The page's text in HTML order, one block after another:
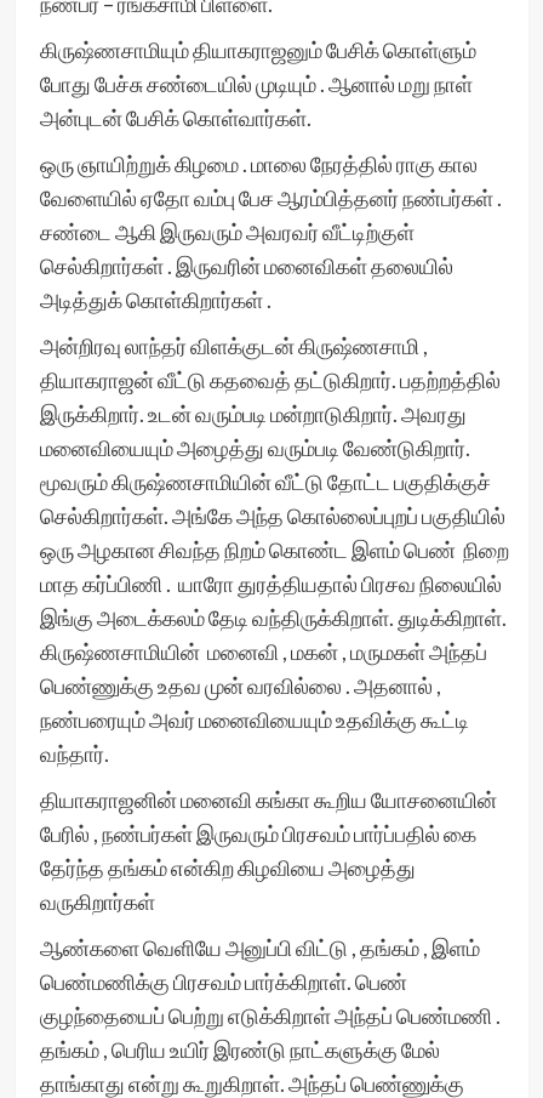
கிருஷ்ணசாமியும் தியாகராஜனும் பேசிக் கொள்ளும்
போது பேச்சு சண்டையில் முடியும் . ஆனால் மறு நாள்
அன்புடன் பேசிக் கொள்வார்கள்.
ஒரு ஞாயிற்றுக் கிழமை . மாலை நேரத்தில் ராகு கால
வேளையில் ஏதோ வம்பு பேச ஆரம்பித்தனர் நண்பர்கள் .
சண்டை ஆகி இருவரும் அவரவர் வீட்டிற்குள்
செல்கிறார்கள் . இருவரின் மனைவிகள் தலையில்
அடித்துக் கொள்கிறார்கள் .
அன்றிரவு லாந்தர் விளக்குடன் கிருஷ்ணசாமி ,
தியாகராஜன் வீட்டு கதவைத் தட்டுகிறார். பதற்றத்தில்
இருக்கிறார். உடன் வரும்படி மன்றாடுகிறார். அவரது
மனைவியையும் அழைத்து வரும்படி வேண்டுகிறார்.
மூவரும் கிருஷ்ணசாமியின் வீட்டு தோட்ட பகுதிக்குச்
செல்கிறார்கள். அங்கே அந்த கொல்லைப்புறப் பகுதியில்
ஒரு அழகான சிவந்த நிறம் கொண்ட இளம் பெண் நிறை
மாத கர்ப்பிணி . யாரோ துரத்தியதால் பிரசவ நிலையில்
இங்கு அடைக்கலம் தேடி வந்திருக்கிறாள். துடிக்கிறாள்.
கிருஷ்ணசாமியின் மனைவி , மகன் , மருமகள் அந்தப்
பெண்ணுக்கு உதவ முன் வரவில்லை . அதனால் ,
நண்பரையும் அவர் மனைவியையும் உதவிக்கு கூட்டி
வந்தார்.
தியாகராஜனின் மனைவி கங்கா கூறிய யோசனையின்
பேரில் , நண்பர்கள் இருவரும் பிரசவம் பார்ப்பதில் கை
தேர்ந்த தங்கம் என்கிற கிழவியை அழைத்து
வருகிறார்கள்
ஆண்களை வெளியே அனுப்பி விட்டு , தங்கம் , இளம்
பெண்மணிக்கு பிரசவம் பார்க்கிறாள். பெண்
குழந்தையைப் பெற்று எடுக்கிறாள் அந்தப் பெண்மணி .
தங்கம் , பெரிய உயிர் இரண்டு நாட்களுக்கு மேல்
தாங்காது என்று கூறுகிறாள். அந்தப் பெண்ணுக்கு